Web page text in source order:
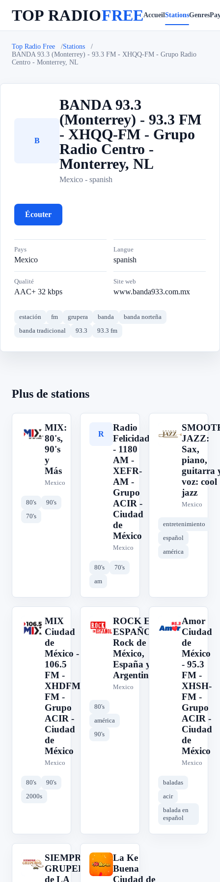
TOP RADIOFREEAccueilStationsGenres
Top Radio Free
Stations
BANDA 93.3 (Monterrey) - 93.3 FM - XHQQ-FM - Grupo Radio
Centro - Monterrey, NL
B
BANDA 93.3
(Monterrey) - 93.3 FM
- XHQQ-FM - Grupo
Radio Centro -
Monterrey, NL
Mexico - spanish
Écouter
Pays
Mexico
Langue
spanish
Qualité
AAC+ 32 kbps
Site web
www.banda933.com.mx
estación fm grupera banda
banda norteña
banda tradicional
93.3 93.3 fm
Plus de stations
M
MIX:
80's,
90's
y
Más
Mexico
80's
90's
70's
R
Radio
Felicidad
- 1180
AM -
XEFR-
AM -
Grupo
ACIR -
Ciudad
de
México
Mexico
80's
70's
am
S
JAZZ:
Sax,
piano,
guitarra
voz: cool
jazz
Mexico
entretenimiento
español
américa
M
MIX
Ciudad
de
México -
106.5
FM -
XHDFM-
FM -
Grupo
ACIR -
Ciudad
de
México
Mexico
80's
90's
2000s
R
ROCK EN
ESPAÑOL:
Rock de
México,
España y
Argentina
Mexico
80's
américa
90's
A
Amor
Ciudad
de
México
- 95.3
FM -
XHSH-
FM -
Grupo
ACIR -
Ciudad
de
México
Mexico
baladas
acir
balada en
español
S
SIEMPRE
GRUPEROS
de LA
L
La Ke
Buena
Ciudad de